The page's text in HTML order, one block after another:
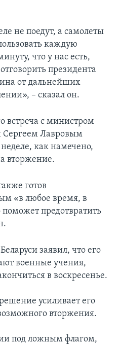
не поедут, а самолеты
каждую
что у нас есть,
президента
от дальнейших
– сказал он.
встреча с министром
Сергеем Лавровым
как намечено,
вторжение.
готов
«в любое время, в
предотвратить
заявил, что его
военные учения,
в воскресенье.
усиливает его
вторжения.
под ложным флагом,